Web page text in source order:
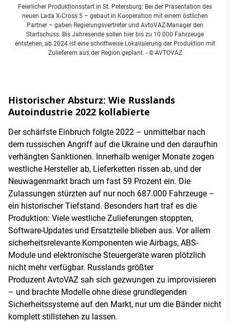
Feierlicher Produktionsstart in St. Petersburg: Bei der Präsentation des
neuen Lada X-Cross 5 – gebaut in Kooperation mit einem östlichen
Partner – gaben Regierungsvertreter und AvtoVAZ-Manager den
Startschuss. Bis Jahresende sollen hier bis zu 10.000 Fahrzeuge
entstehen, ab 2024 ist eine schrittweise Lokalisierung der Produktion mit
Zulieferern aus der Region geplant. - © AVTOVAZ
Historischer Absturz: Wie Russlands
Autoindustrie 2022 kollabierte
Der schärfste Einbruch folgte 2022 – unmittelbar nach
dem russischen Angriff auf die Ukraine und den daraufhin
verhängten Sanktionen. Innerhalb weniger Monate zogen
westliche Hersteller ab, Lieferketten rissen ab, und der
Neuwagenmarkt brach um fast 59 Prozent ein. Die
Zulassungen stürzten auf nur noch 687.000 Fahrzeuge –
ein historischer Tiefstand. Besonders hart traf es die
Produktion: Viele westliche Zulieferungen stoppten,
Software-Updates und Ersatzteile blieben aus. Vor allem
sicherheitsrelevante Komponenten wie Airbags, ABS-
Module und elektronische Steuergeräte waren plötzlich
nicht mehr verfügbar. Russlands größter
Produzent AvtoVAZ sah sich gezwungen zu improvisieren
– und brachte Modelle ohne diese grundlegenden
Sicherheitssysteme auf den Markt, nur um die Bänder nicht
komplett stillstehen zu lassen.